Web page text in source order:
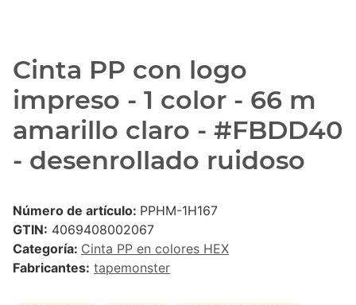
Cinta PP con logo
impreso - 1 color - 66 m
amarillo claro - #FBDD40
- desenrollado ruidoso
Número de artículo: PPHM-1H167
GTIN: 4069408002067
Categoría: Cinta PP en colores HEX
Fabricantes: tapemonster